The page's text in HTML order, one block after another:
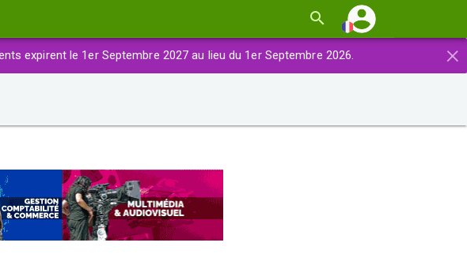
×
expirent le 1er Septembre 2027 au lieu du 1er Septembre 2026.